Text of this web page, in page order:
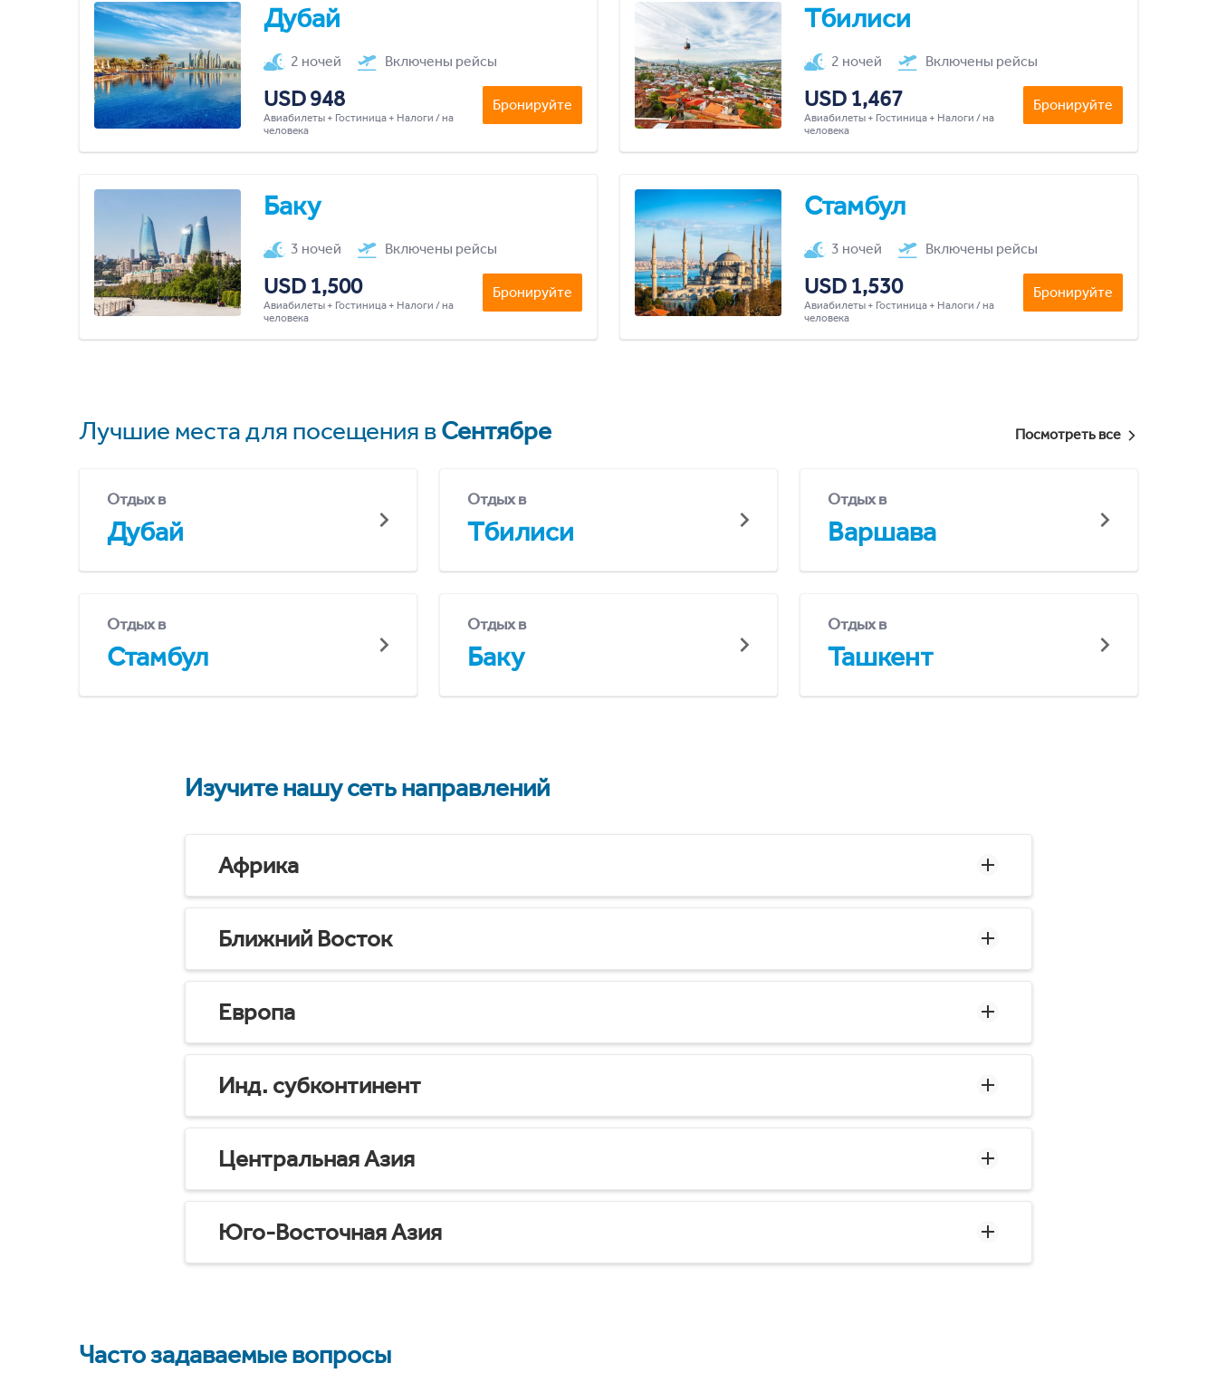
Дубай
2 ночей Включены рейсы
USD 948
Авиабилеты + Гостиница + Налоги / на
человека
Бронируйте
Тбилиси
2 ночей Включены рейсы
USD 1,467
Авиабилеты + Гостиница + Налоги / на
человека
Бронируйте
Баку
3 ночей Включены рейсы
USD 1,500
Авиабилеты + Гостиница + Налоги / на
человека
Бронируйте
Стамбул
3 ночей Включены рейсы
USD 1,530
Авиабилеты + Гостиница + Налоги / на
человека
Бронируйте
Лучшие места для посещения вСентябре Посмотреть все
Отдых в
Дубай
Отдых в
Тбилиси
Отдых в
Варшава
Отдых в
Стамбул
Отдых в
Баку
Отдых в
Ташкент
Изучите нашу сеть направлений
Африка
Ближний Восток
Европа
Инд. субконтинент
Центральная Азия
Юго-Восточная Азия
Часто задаваемые вопросы